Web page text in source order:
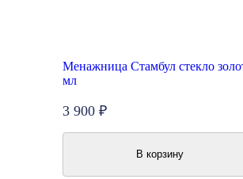
Менажница Стамбул стекло
мл
3 900 ₽
В корзину